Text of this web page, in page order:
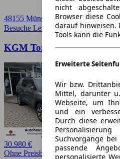
nicht
Browser diese
darauf hinweisen.
Tools kann die
Erweiterte
Wir bzw.
Mittel, darunter
Webseite, um
und ein
Durch diese
Suchvorgänge
passende
personalisierte
48155 Münster
Besuche Leasingmarkt➚
KGM Torres 1.5 Nomad
30.980 €
Ohne Preisbewertung